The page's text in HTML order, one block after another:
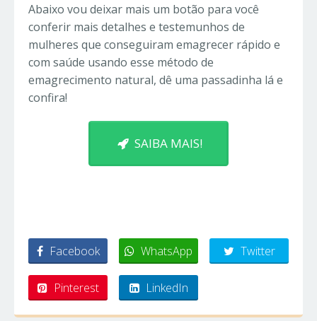
Abaixo vou deixar mais um botão para você
conferir mais detalhes e testemunhos de
mulheres que conseguiram emagrecer rápido e
com saúde usando esse método de
emagrecimento natural, dê uma passadinha lá e
confira!
SAIBA MAIS!
Facebook WhatsApp Twitter
Pinterest LinkedIn